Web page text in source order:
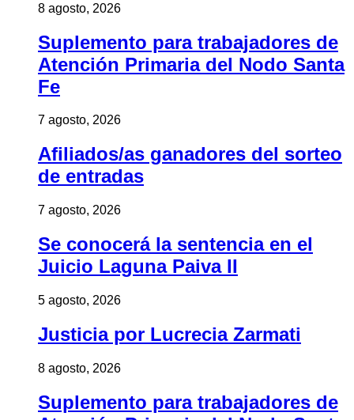
8 agosto, 2026
Suplemento para trabajadores de
Atención Primaria del Nodo Santa
Fe
7 agosto, 2026
Afiliados/as ganadores del sorteo
de entradas
7 agosto, 2026
Se conocerá la sentencia en el
Juicio Laguna Paiva II
5 agosto, 2026
Justicia por Lucrecia Zarmati
8 agosto, 2026
Suplemento para trabajadores de